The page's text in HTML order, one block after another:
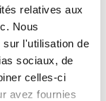
relatives aux
Nous
sur l'utilisation de
sociaux, de
celles-ci
avez fournies